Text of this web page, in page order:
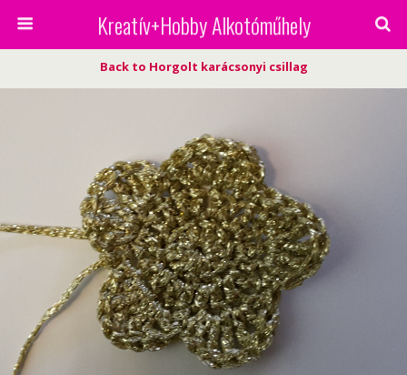
Kreatív+Hobby Alkotóműhely
Back to Horgolt karácsonyi csillag